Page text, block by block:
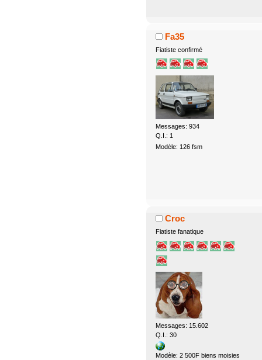
Fa35
Fiatiste confirmé
Messages: 934
Q.I.: 1
Modèle: 126 fsm
Croc
Fiatiste fanatique
Messages: 15.602
Q.I.: 30
Modèle: 2 500F biens moisies